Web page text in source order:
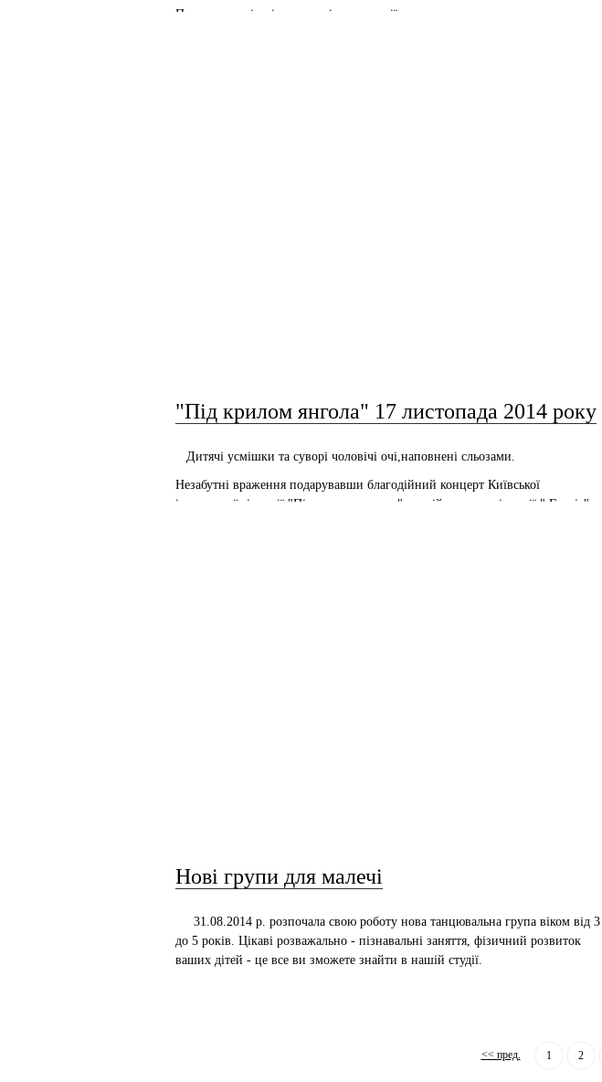
Поважне журі оцінило наші композиції так:
"Під крилом янгола" 17 листопада 2014 року
Дитячі усмішки та суворі чоловічі очі,наповнені сльозами.
Незабутні враження подарувавши благодійний концерт Київської
інженерної гімназії "Під крилом янгола", в якій вихованці студії " Грація"
Нові групи для малечі
31.08.2014 р. розпочала свою роботу нова танцювальна група віком від 3
до 5 років. Цікаві розважально - пізнавальні заняття, фізичний розвиток
ваших дітей - це все ви зможете знайти в нашій студії.
<< пред. 1 2